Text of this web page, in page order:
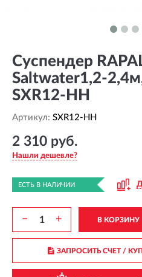
Суспендер
Saltwater1,2-
SXR12-HH
Артикул: SXR12-HH
2 310 руб.
Нашли дешевле?
ЕСТЬ В НАЛИЧИИ
− + В КОРЗИНУ
ЗАПРОСИТЬ СЧЕТ /